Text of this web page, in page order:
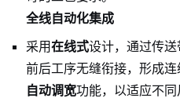
全线自动化集成
采用在线式设计，通过传
前后工序无缝衔接，形成
自动调宽功能，以适应不同